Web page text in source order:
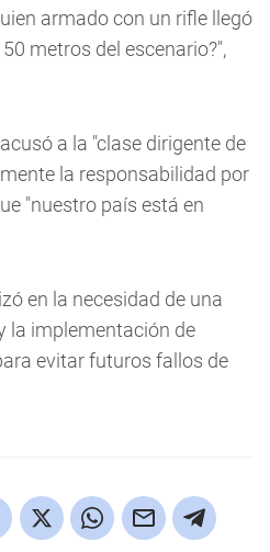
armado con un rifle llegó
metros del escenario?",
a la "clase dirigente de
la responsabilidad por
"nuestro país está en
en la necesidad de una
la implementación de
evitar futuros fallos de